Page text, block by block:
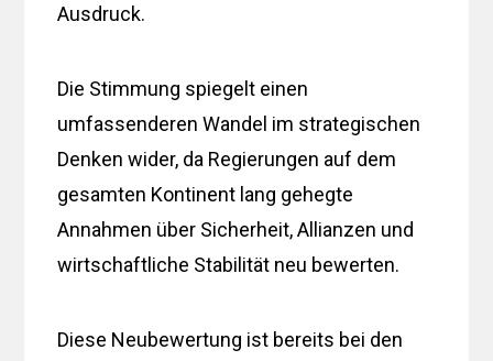
Ausdruck.
Die Stimmung spiegelt einen
umfassenderen Wandel im strategischen
Denken wider, da Regierungen auf dem
gesamten Kontinent lang gehegte
Annahmen über Sicherheit, Allianzen und
wirtschaftliche Stabilität neu bewerten.
Diese Neubewertung ist bereits bei den